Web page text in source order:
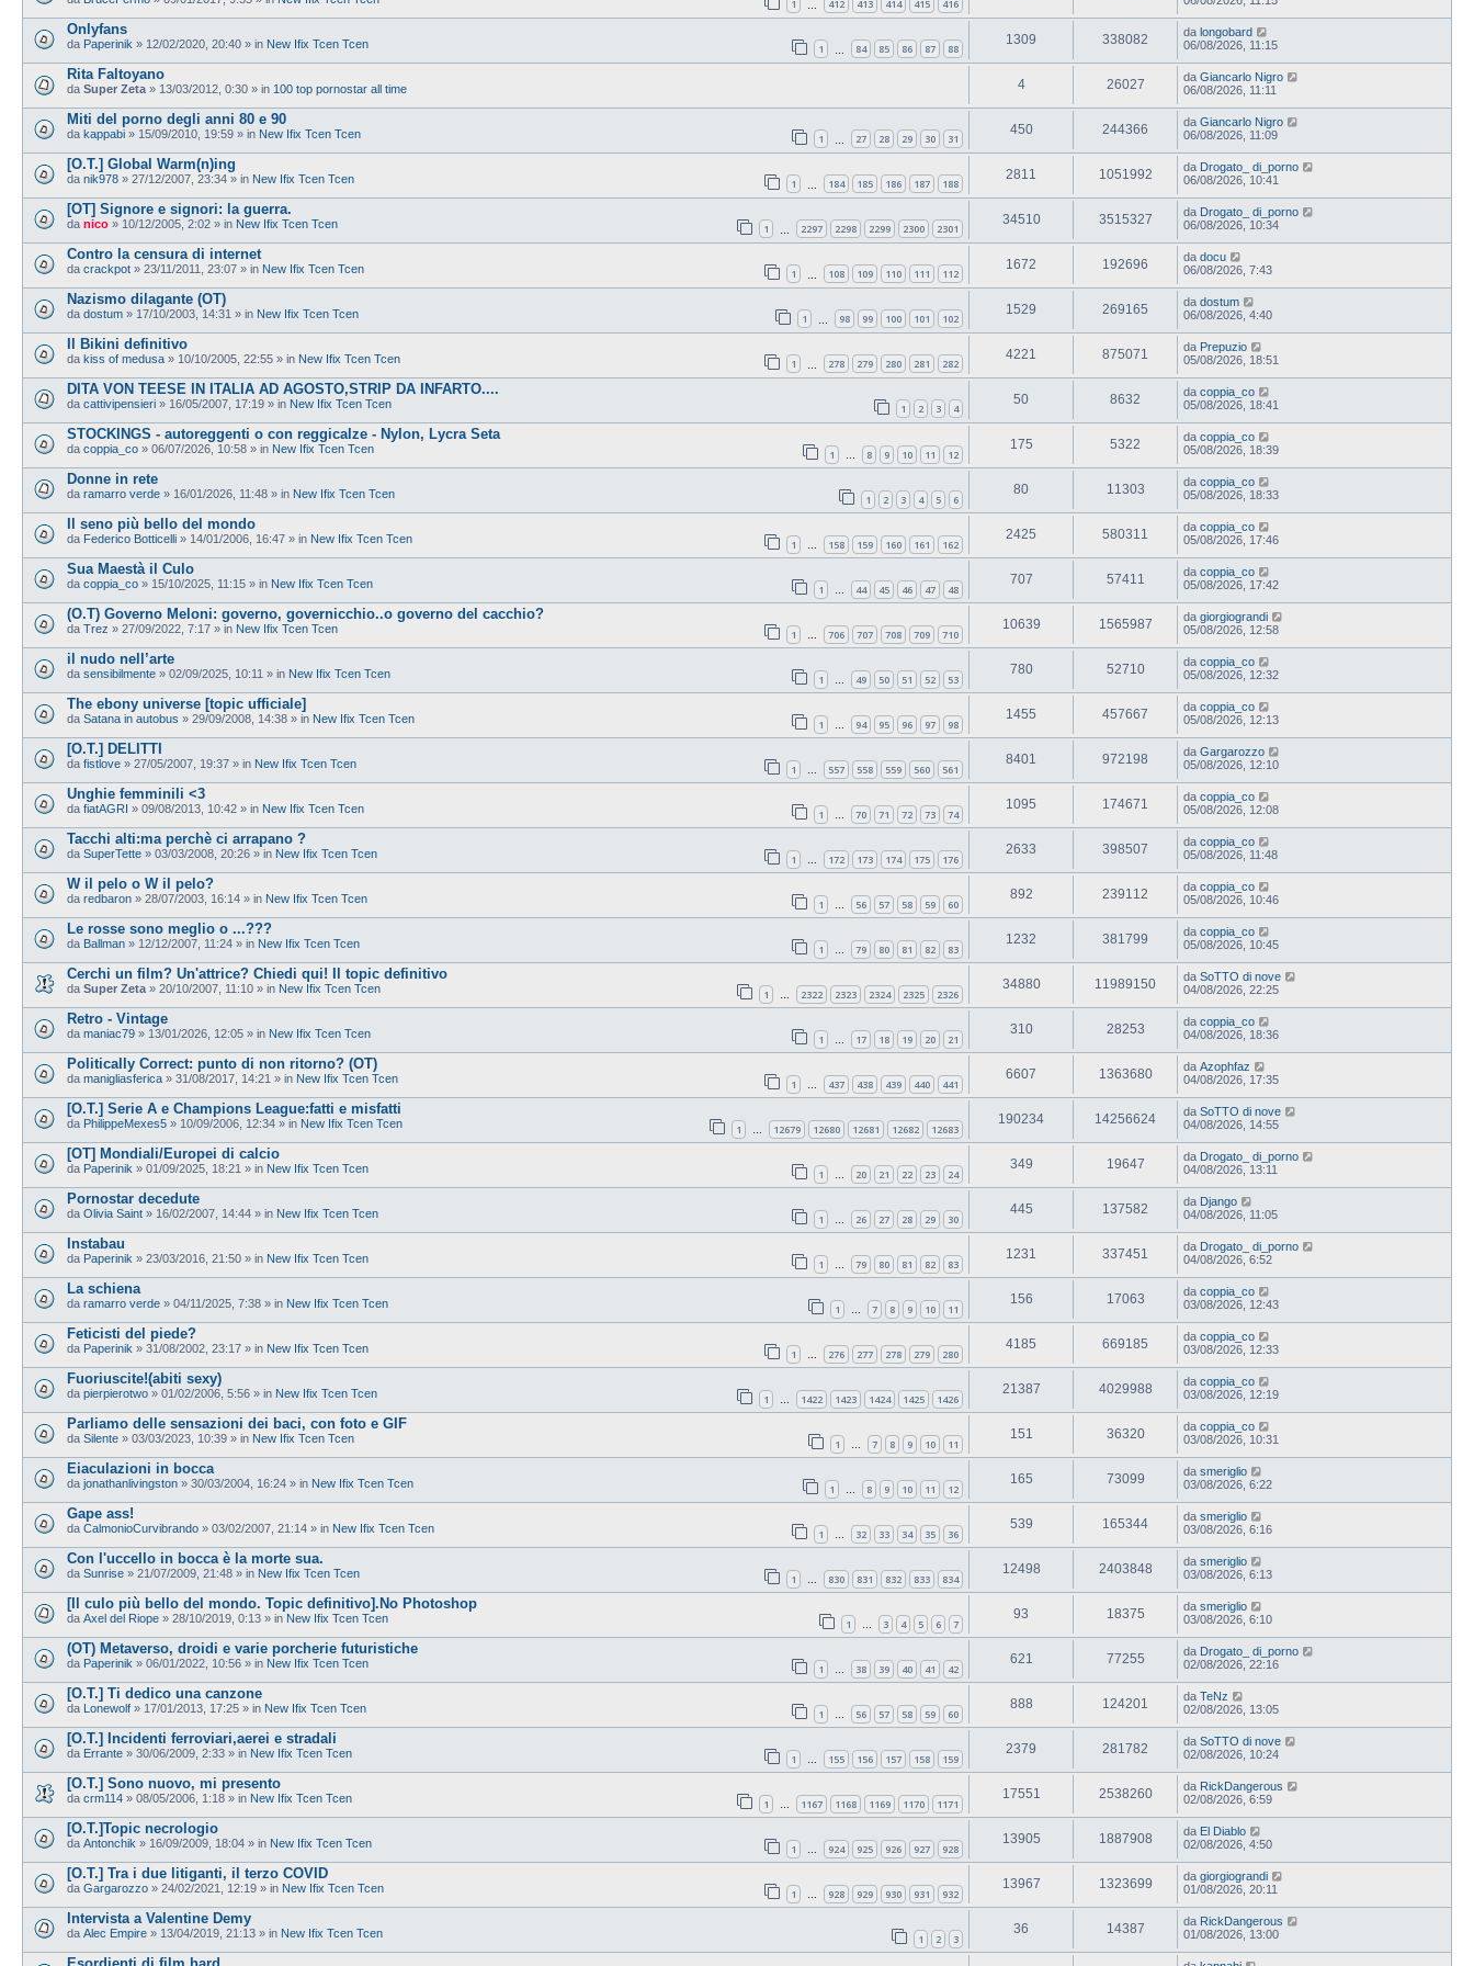
1 412 413 414 415 416
Onlyfans
da Paperinik » 12/02/2020, 20:40 » in New Ifix Tcen Tcen 1 84 85 86 87 88
1309 338082 da longobard
06/08/2026, 11:15
Rita Faltoyano
da Super Zeta » 13/03/2012, 0:30 » in 100 top pornostar all time 4 26027 da Giancarlo Nigro
06/08/2026, 11:11
Miti del porno degli anni 80 e 90
da kappabi » 15/09/2010, 19:59 » in New Ifix Tcen Tcen 1 27 28 29 30 31
450 244366 da Giancarlo Nigro
06/08/2026, 11:09
[O.T.] Global Warm(n)ing
da nik978 » 27/12/2007, 23:34 » in New Ifix Tcen Tcen 1 184 185 186 187 188
2811 1051992 da Drogato_ di_porno
06/08/2026, 10:41
[OT] Signore e signori: la guerra.
da nico » 10/12/2005, 2:02 » in New Ifix Tcen Tcen 1 2297 2298 2299 2300 2301
34510 3515327 da Drogato_ di_porno
06/08/2026, 10:34
Contro la censura di internet
da crackpot » 23/11/2011, 23:07 » in New Ifix Tcen Tcen 1 108 109 110 111 112
1672 192696 da docu
06/08/2026, 7:43
Nazismo dilagante (OT)
da dostum » 17/10/2003, 14:31 » in New Ifix Tcen Tcen 1 98 99 100 101 102
1529 269165 da dostum
06/08/2026, 4:40
Il Bikini definitivo
da kiss of medusa » 10/10/2005, 22:55 » in New Ifix Tcen Tcen 1 278 279 280 281 282
4221 875071 da Prepuzio
05/08/2026, 18:51
DITA VON TEESE IN ITALIA AD AGOSTO,STRIP DA INFARTO....
da cattivipensieri » 16/05/2007, 17:19 » in New Ifix Tcen Tcen 1 2 3 4
50 8632 da coppia_co
05/08/2026, 18:41
STOCKINGS - autoreggenti o con reggicalze - Nylon, Lycra Seta
da coppia_co » 06/07/2026, 10:58 » in New Ifix Tcen Tcen 1 8 9 10 11 12
175 5322 da coppia_co
05/08/2026, 18:39
Donne in rete
da ramarro verde » 16/01/2026, 11:48 » in New Ifix Tcen Tcen 1 2 3 4 5 6
80 11303 da coppia_co
05/08/2026, 18:33
Il seno più bello del mondo
da Federico Botticelli » 14/01/2006, 16:47 » in New Ifix Tcen Tcen 1 158 159 160 161 162
2425 580311 da coppia_co
05/08/2026, 17:46
Sua Maestà il Culo
da coppia_co » 15/10/2025, 11:15 » in New Ifix Tcen Tcen 1 … 44 45 46 47 48
707 57411 da coppia_co
05/08/2026, 17:42
(O.T) Governo Meloni: governo, governicchio..o governo del cacchio?
da Trez » 27/09/2022, 7:17 » in New Ifix Tcen Tcen 1 … 706 707 708 709 710
10639 1565987 da giorgiograndi
05/08/2026, 12:58
il nudo nell’arte
da sensibilmente » 02/09/2025, 10:11 » in New Ifix Tcen Tcen 1 … 49 50 51 52 53
780 52710 da coppia_co
05/08/2026, 12:32
The ebony universe [topic ufficiale]
da Satana in autobus » 29/09/2008, 14:38 » in New Ifix Tcen Tcen 1 … 94 95 96 97 98
1455 457667 da coppia_co
05/08/2026, 12:13
[O.T.] DELITTI
da fistlove » 27/05/2007, 19:37 » in New Ifix Tcen Tcen 1 … 557 558 559 560 561
8401 972198 da Gargarozzo
05/08/2026, 12:10
Unghie femminili <3
da fiatAGRI » 09/08/2013, 10:42 » in New Ifix Tcen Tcen 1 … 70 71 72 73 74
1095 174671 da coppia_co
05/08/2026, 12:08
Tacchi alti:ma perchè ci arrapano ?
da SuperTette » 03/03/2008, 20:26 » in New Ifix Tcen Tcen 1 … 172 173 174 175 176
2633 398507 da coppia_co
05/08/2026, 11:48
W il pelo o W il pelo?
da redbaron » 28/07/2003, 16:14 » in New Ifix Tcen Tcen 1 … 56 57 58 59 60
892 239112 da coppia_co
05/08/2026, 10:46
Le rosse sono meglio o ...???
da Ballman » 12/12/2007, 11:24 » in New Ifix Tcen Tcen 1 … 79 80 81 82 83
1232 381799 da coppia_co
05/08/2026, 10:45
Cerchi un film? Un'attrice? Chiedi qui! Il topic definitivo
da Super Zeta » 20/10/2007, 11:10 » in New Ifix Tcen Tcen 1 … 2322 2323 2324 2325 2326
34880 11989150 da SoTTO di nove
04/08/2026, 22:25
Retro - Vintage
da maniac79 » 13/01/2026, 12:05 » in New Ifix Tcen Tcen 1 … 17 18 19 20 21
310 28253 da coppia_co
04/08/2026, 18:36
Politically Correct: punto di non ritorno? (OT)
da manigliasferica » 31/08/2017, 14:21 » in New Ifix Tcen Tcen 1 … 437 438 439 440 441
6607 1363680 da Azophfaz
04/08/2026, 17:35
[O.T.] Serie A e Champions League:fatti e misfatti
da PhilippeMexes5 » 10/09/2006, 12:34 » in New Ifix Tcen Tcen 1 … 12679 12680 12681 12682 12683
190234 14256624 da SoTTO di nove
04/08/2026, 14:55
[OT] Mondiali/Europei di calcio
da Paperinik » 01/09/2025, 18:21 » in New Ifix Tcen Tcen 1 … 20 21 22 23 24
349 19647 da Drogato_ di_porno
04/08/2026, 13:11
Pornostar decedute
da Olivia Saint » 16/02/2007, 14:44 » in New Ifix Tcen Tcen 1 … 26 27 28 29 30
445 137582 da Django
04/08/2026, 11:05
Instabau
da Paperinik » 23/03/2016, 21:50 » in New Ifix Tcen Tcen 1 … 79 80 81 82 83
1231 337451 da Drogato_ di_porno
04/08/2026, 6:52
La schiena
da ramarro verde » 04/11/2025, 7:38 » in New Ifix Tcen Tcen 1 … 7 8 9 10 11
156 17063 da coppia_co
03/08/2026, 12:43
Feticisti del piede?
da Paperinik » 31/08/2002, 23:17 » in New Ifix Tcen Tcen 1 … 276 277 278 279 280
4185 669185 da coppia_co
03/08/2026, 12:33
Fuoriuscite!(abiti sexy)
da pierpierotwo » 01/02/2006, 5:56 » in New Ifix Tcen Tcen 1 … 1422 1423 1424 1425 1426
21387 4029988 da coppia_co
03/08/2026, 12:19
Parliamo delle sensazioni dei baci, con foto e GIF
da Silente » 03/03/2023, 10:39 » in New Ifix Tcen Tcen 1 … 7 8 9 10 11
151 36320 da coppia_co
03/08/2026, 10:31
Eiaculazioni in bocca
da jonathanlivingston » 30/03/2004, 16:24 » in New Ifix Tcen Tcen 1 … 8 9 10 11 12
165 73099 da smeriglio
03/08/2026, 6:22
Gape ass!
da CalmonioCurvibrando » 03/02/2007, 21:14 » in New Ifix Tcen Tcen 1 … 32 33 34 35 36
539 165344 da smeriglio
03/08/2026, 6:16
Con l'uccello in bocca è la morte sua.
da Sunrise » 21/07/2009, 21:48 » in New Ifix Tcen Tcen 1 … 830 831 832 833 834
12498 2403848 da smeriglio
03/08/2026, 6:13
[Il culo più bello del mondo. Topic definitivo].No Photoshop
da Axel del Riope » 28/10/2019, 0:13 » in New Ifix Tcen Tcen 1 … 3 4 5 6 7
93 18375 da smeriglio
03/08/2026, 6:10
(OT) Metaverso, droidi e varie porcherie futuristiche
da Paperinik » 06/01/2022, 10:56 » in New Ifix Tcen Tcen 1 … 38 39 40 41 42
621 77255 da Drogato_ di_porno
02/08/2026, 22:16
[O.T.] Ti dedico una canzone
da Lonewolf » 17/01/2013, 17:25 » in New Ifix Tcen Tcen 1 … 56 57 58 59 60
888 124201 da TeNz
02/08/2026, 13:05
[O.T.] Incidenti ferroviari,aerei e stradali
da Errante » 30/06/2009, 2:33 » in New Ifix Tcen Tcen 1 … 155 156 157 158 159
2379 281782 da SoTTO di nove
02/08/2026, 10:24
[O.T.] Sono nuovo, mi presento
da crm114 » 08/05/2006, 1:18 » in New Ifix Tcen Tcen 1 … 1167 1168 1169 1170 1171
17551 2538260 da RickDangerous
02/08/2026, 6:59
[O.T.]Topic necrologio
da Antonchik » 16/09/2009, 18:04 » in New Ifix Tcen Tcen 1 … 924 925 926 927 928
13905 1887908 da El Diablo
02/08/2026, 4:50
[O.T.] Tra i due litiganti, il terzo COVID
da Gargarozzo » 24/02/2021, 12:19 » in New Ifix Tcen Tcen 1 … 928 929 930 931 932
13967 1323699 da giorgiograndi
01/08/2026, 20:11
Intervista a Valentine Demy
da Alec Empire » 13/04/2019, 21:13 » in New Ifix Tcen Tcen 1 2 3
36 14387 da RickDangerous
01/08/2026, 13:00